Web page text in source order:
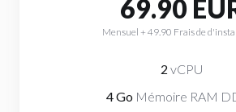
69.90
Mensuel + 49.90 Frais de
2 vCPU
4 Go Mémoire RAM